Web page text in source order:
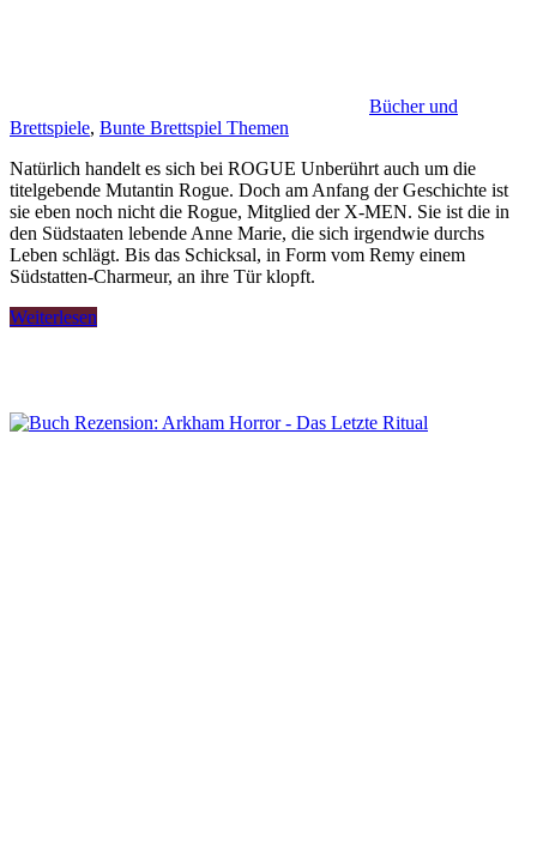
Bücher und
Brettspiele, Bunte Brettspiel Themen
Natürlich handelt es sich bei ROGUE Unberührt auch um die
titelgebende Mutantin Rogue. Doch am Anfang der Geschichte ist
sie eben noch nicht die Rogue, Mitglied der X-MEN. Sie ist die in
den Südstaaten lebende Anne Marie, die sich irgendwie durchs
Leben schlägt. Bis das Schicksal, in Form vom Remy einem
Südstatten-Charmeur, an ihre Tür klopft.
Weiterlesen